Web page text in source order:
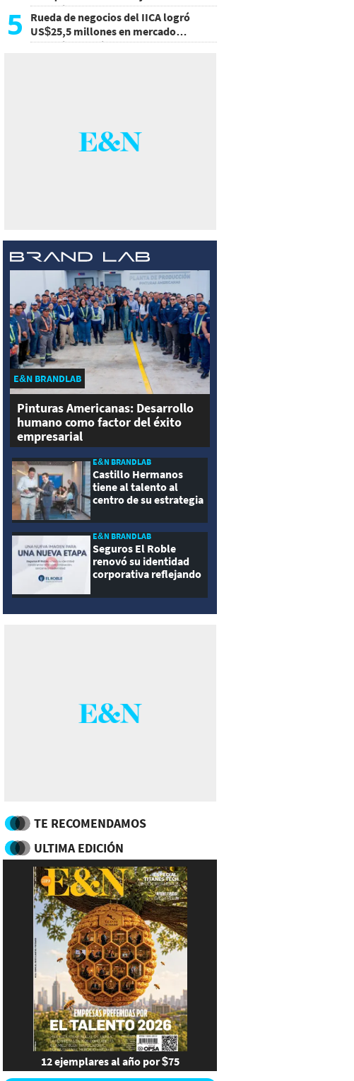
extranjera
5
Rueda de negocios del IICA logró
US$25,5 millones en mercado
agroalimentario
E&N BRANDLAB
Pinturas Americanas: Desarrollo
humano como factor del éxito
empresarial
E&N BRANDLAB
Castillo Hermanos
tiene al talento al
centro de su estrategia
E&N BRANDLAB
Seguros El Roble
renovó su identidad
corporativa reflejando
modernidad
TE RECOMENDAMOS
ULTIMA EDICIÓN
12 ejemplares al año por $75